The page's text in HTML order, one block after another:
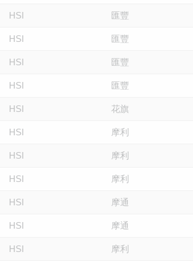
HSI 匯豐
HSI 匯豐
HSI 匯豐
HSI 匯豐
HSI 花旗
HSI 摩利
HSI 摩利
HSI 摩利
HSI 摩通
HSI 摩通
HSI 摩利